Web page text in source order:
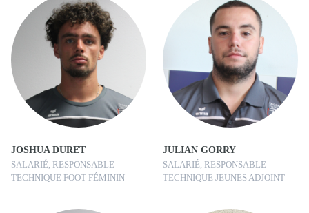
JOSHUA DURET
SALARIÉ, RESPONSABLE
TECHNIQUE FOOT FÉMININ
JULIAN GORRY
SALARIÉ, RESPONSABLE
TECHNIQUE JEUNES ADJOINT